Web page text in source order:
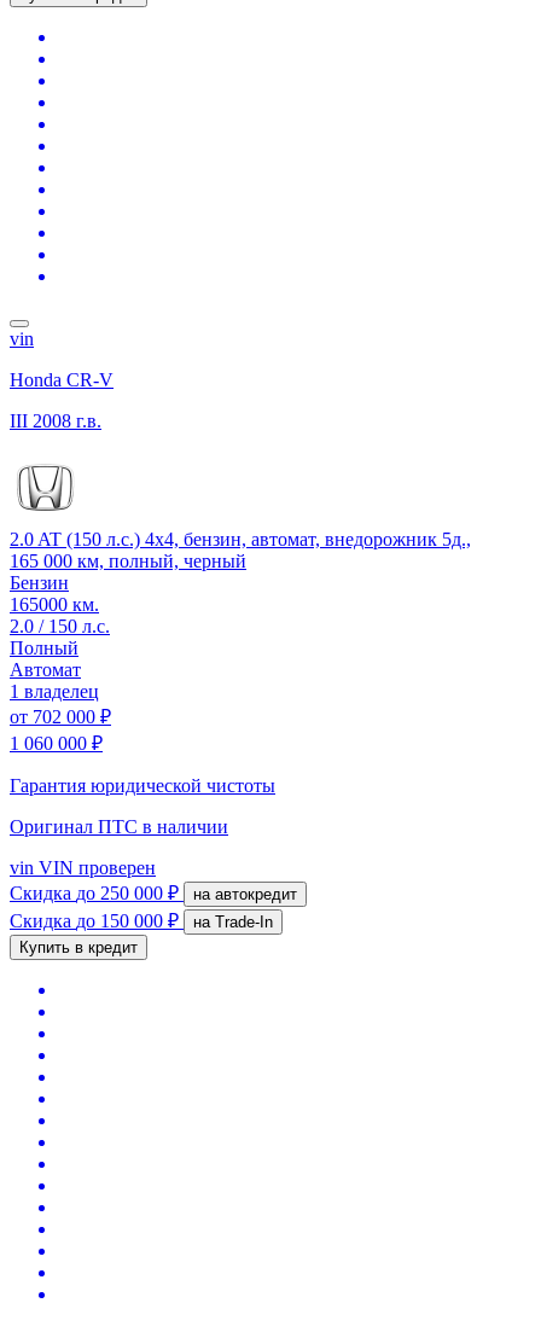
vin
Honda CR-V
III 2008 г.в.
2.0 AT (150 л.с.) 4x4, бензин, автомат, внедорожник 5д.,
165 000 км, полный, черный
Бензин
165000 км.
2.0 / 150 л.с.
Полный
Автомат
1 владелец
от 702 000 ₽
1 060 000 ₽
Гарантия юридической чистоты
Оригинал ПТС в наличии
vin VIN проверен
Скидка до 250 000 ₽ на автокредит
Скидка до 150 000 ₽
на Trade-In
Купить в кредит